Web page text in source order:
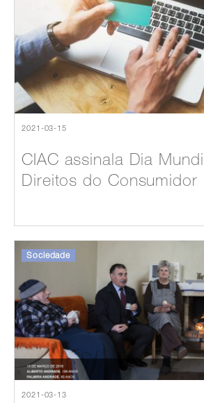
2021-03-15
CIAC assinala Dia
Direitos do Consumidor
Sociedade
2021-03-13